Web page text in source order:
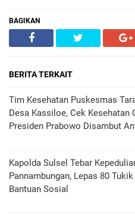
BAGIKAN
BERITA TERKAIT
Tim Kesehatan Puskesmas
Desa Kassiloe, Cek Kesehatan
Presiden Prabowo Disambut
Kapolda Sulsel Tebar
Pannambungan, Lepas 80
Bantuan Sosial